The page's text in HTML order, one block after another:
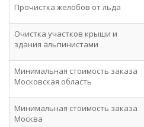
Прочистка желобов от льда
Очистка участков крыши и
здания альпинистами
Минимальная стоимость заказа
Московская область
Минимальная стоимость заказа
Москва